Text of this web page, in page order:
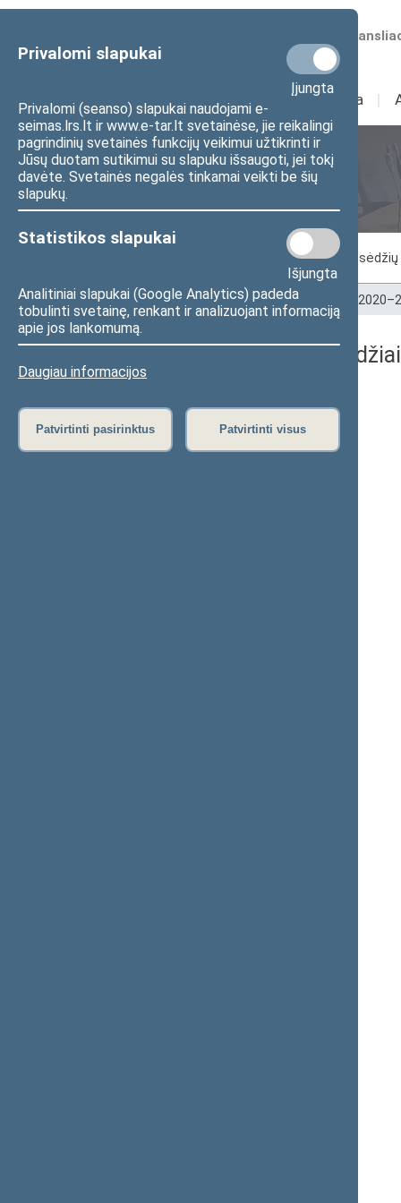
Privalomi slapukai
Įjungta
Privalomi (seanso) slapukai naudojami e-
seimas.lrs.lt ir www.e-tar.lt svetainėse, jie reikalingi
pagrindinių svetainės funkcijų veikimui užtikrinti ir
Jūsų duotam sutikimui su slapuku išsaugoti, jei tokį
davėte. Svetainės negalės tinkamai veikti be šių
slapukų.
Statistikos slapukai
Išjungta
Analitiniai slapukai (Google Analytics) padeda
tobulinti svetainę, renkant ir analizuojant informaciją
apie jos lankomumą.
Daugiau informacijos
Patvirtinti pasirinktus Patvirtinti visus
Numatomos
Sudėtis Veikla I
Seimo posėdžiai
Posėdžiai
Pradžia>Seimo posėdžiai>Kadencijos
2023-06-01 Seimo posėdžiai
Nenumatytas posėdis
Seimo posėdžiuose priimti projektai